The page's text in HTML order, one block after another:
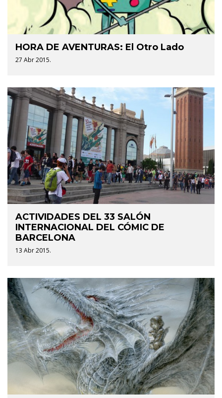
HORA DE AVENTURAS: El Otro Lado
27 Abr 2015.
ACTIVIDADES DEL 33 SALÓN
INTERNACIONAL DEL CÓMIC DE
BARCELONA
13 Abr 2015.